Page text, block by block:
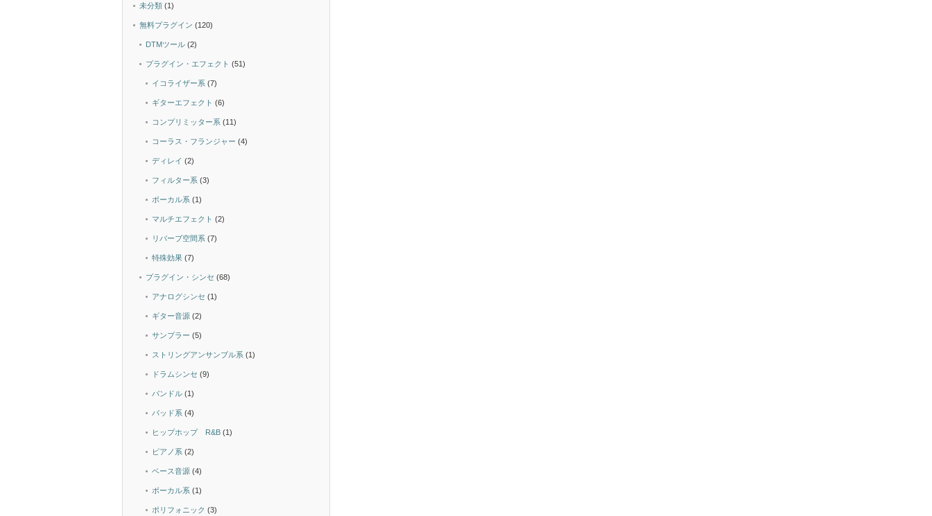
未分類 (1)
無料プラグイン (120)
DTMツール (2)
プラグイン・エフェクト (51)
イコライザー系 (7)
ギターエフェクト (6)
コンプリミッター系 (11)
コーラス・フランジャー (4)
ディレイ (2)
フィルター系 (3)
ボーカル系 (1)
マルチエフェクト (2)
リバーブ空間系 (7)
特殊効果 (7)
プラグイン・シンセ (68)
アナログシンセ (1)
ギター音源 (2)
サンプラー (5)
ストリングアンサンブル系 (1)
ドラムシンセ (9)
バンドル (1)
パッド系 (4)
ヒップホップ R&B (1)
ピアノ系 (2)
ベース音源 (4)
ボーカル系 (1)
ポリフォニック (3)